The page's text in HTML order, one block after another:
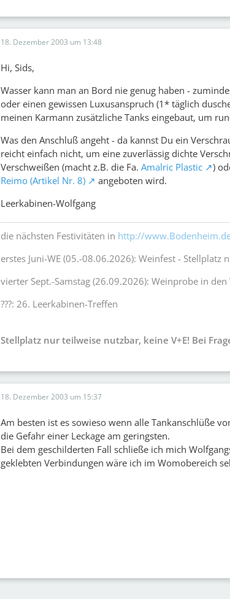
18. Dezember 2003 um 13:48
Hi, Sids,
Wasser kann man an Bord nie genug haben -
oder einen gewissen Luxusanspruch (1* täglich
meinen Karmann zusätzliche Tanks eingebaut, um
Was den Anschluß angeht - da kannst Du ein
reicht einfach nicht, um eine zuverlässig dichte
Verschweißen (macht z.B. die Fa. Amalric Plastic
)
Reimo (Artikel Nr. 8)
angeboten wird.
Leerkabinen-Wolfgang
die nächsten Festivitäten in http://
erstes Juni-WE (05.-08.06.2026): Weinfest - Stellplatz
vierter Sept.-Samstag (26.09.2026): Weinprobe in den
???: 26. Leerkabinen-Treffen
Stellplatz nur teilweise nutzbar, keine V+E! Bei
18. Dezember 2003 um 15:37
Am besten ist es sowieso wenn alle Tankanschlüße
die Gefahr einer Leckage am geringsten.
Bei dem geschilderten Fall schließe ich mich
geklebten Verbindungen wäre ich im Womobereich